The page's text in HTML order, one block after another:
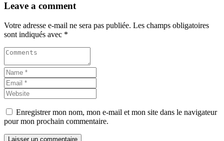
Leave a comment
Votre adresse e-mail ne sera pas publiée. Les champs obligatoires
sont indiqués avec *
Enregistrer mon nom, mon e-mail et mon site dans le navigateur
pour mon prochain commentaire.